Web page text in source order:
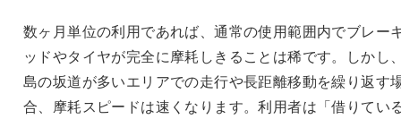
数ヶ月単位の利用であれば、通常の使用範囲内でブレー
ッドやタイヤが完全に摩耗しきることは稀です。しかし
島の坂道が多いエリアでの走行や長距離移動を繰り返す
合、摩耗スピードは速くなります。利用者は「借りてい